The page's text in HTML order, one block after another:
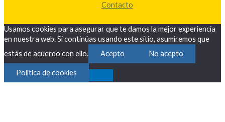
Contacto
Usamos cookies para asegurar que te damos la mejor experiencia
en nuestra web. Si continúas usando este sitio, asumiremos que
estás de acuerdo con ello.
Acepto No acepto
Política de cookies